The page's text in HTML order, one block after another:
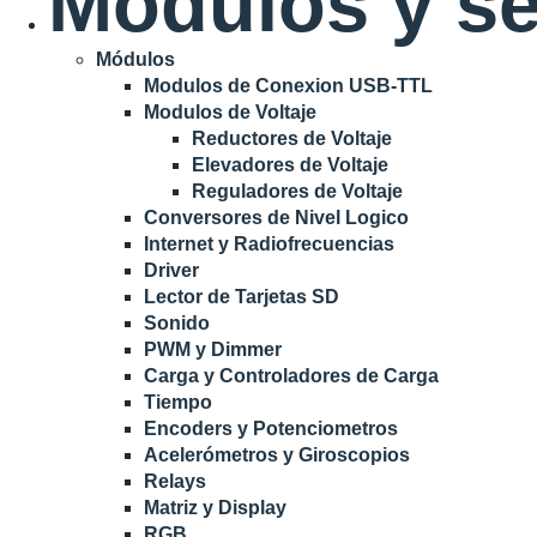
Módulos
Modulos de Conexion USB-TTL
Modulos de Voltaje
Reductores de Voltaje
Elevadores de Voltaje
Reguladores de Voltaje
Conversores de Nivel Logico
Internet y Radiofrecuencias
Driver
Lector de Tarjetas SD
Sonido
PWM y Dimmer
Carga y Controladores de Carga
Tiempo
Encoders y Potenciometros
Acelerómetros y Giroscopios
Relays
Matriz y Display